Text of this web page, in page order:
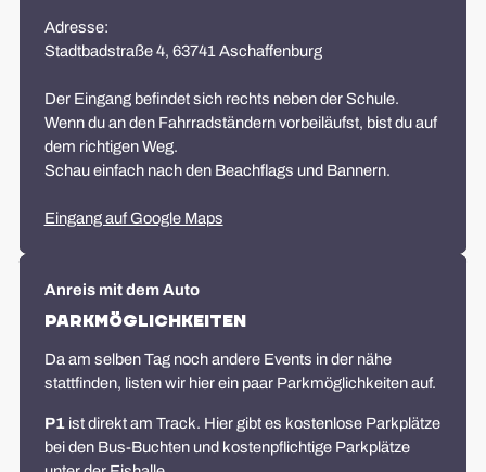
Adresse:
Stadtbadstraße 4, 63741 Aschaffenburg
Der Eingang befindet sich rechts neben der Schule.
Wenn du an den Fahrradständern vorbeiläufst, bist du auf
dem richtigen Weg.
Schau einfach nach den Beachflags und Bannern.
Eingang auf Google Maps
Anreis mit dem Auto
Parkmöglichkeiten
Da am selben Tag noch andere Events in der nähe
stattfinden, listen wir hier ein paar Parkmöglichkeiten auf.
P1ist direkt am Track. Hier gibt es kostenlose Parkplätze
bei den Bus-Buchten und kostenpflichtige Parkplätze